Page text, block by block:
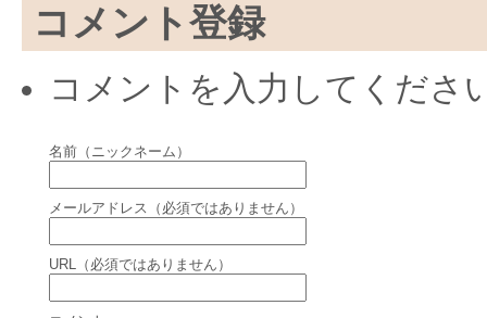
コメント登録
コメントを入力してくださ
名前（ニックネーム）
メールアドレス（必須ではありません）
URL（必須ではありません）